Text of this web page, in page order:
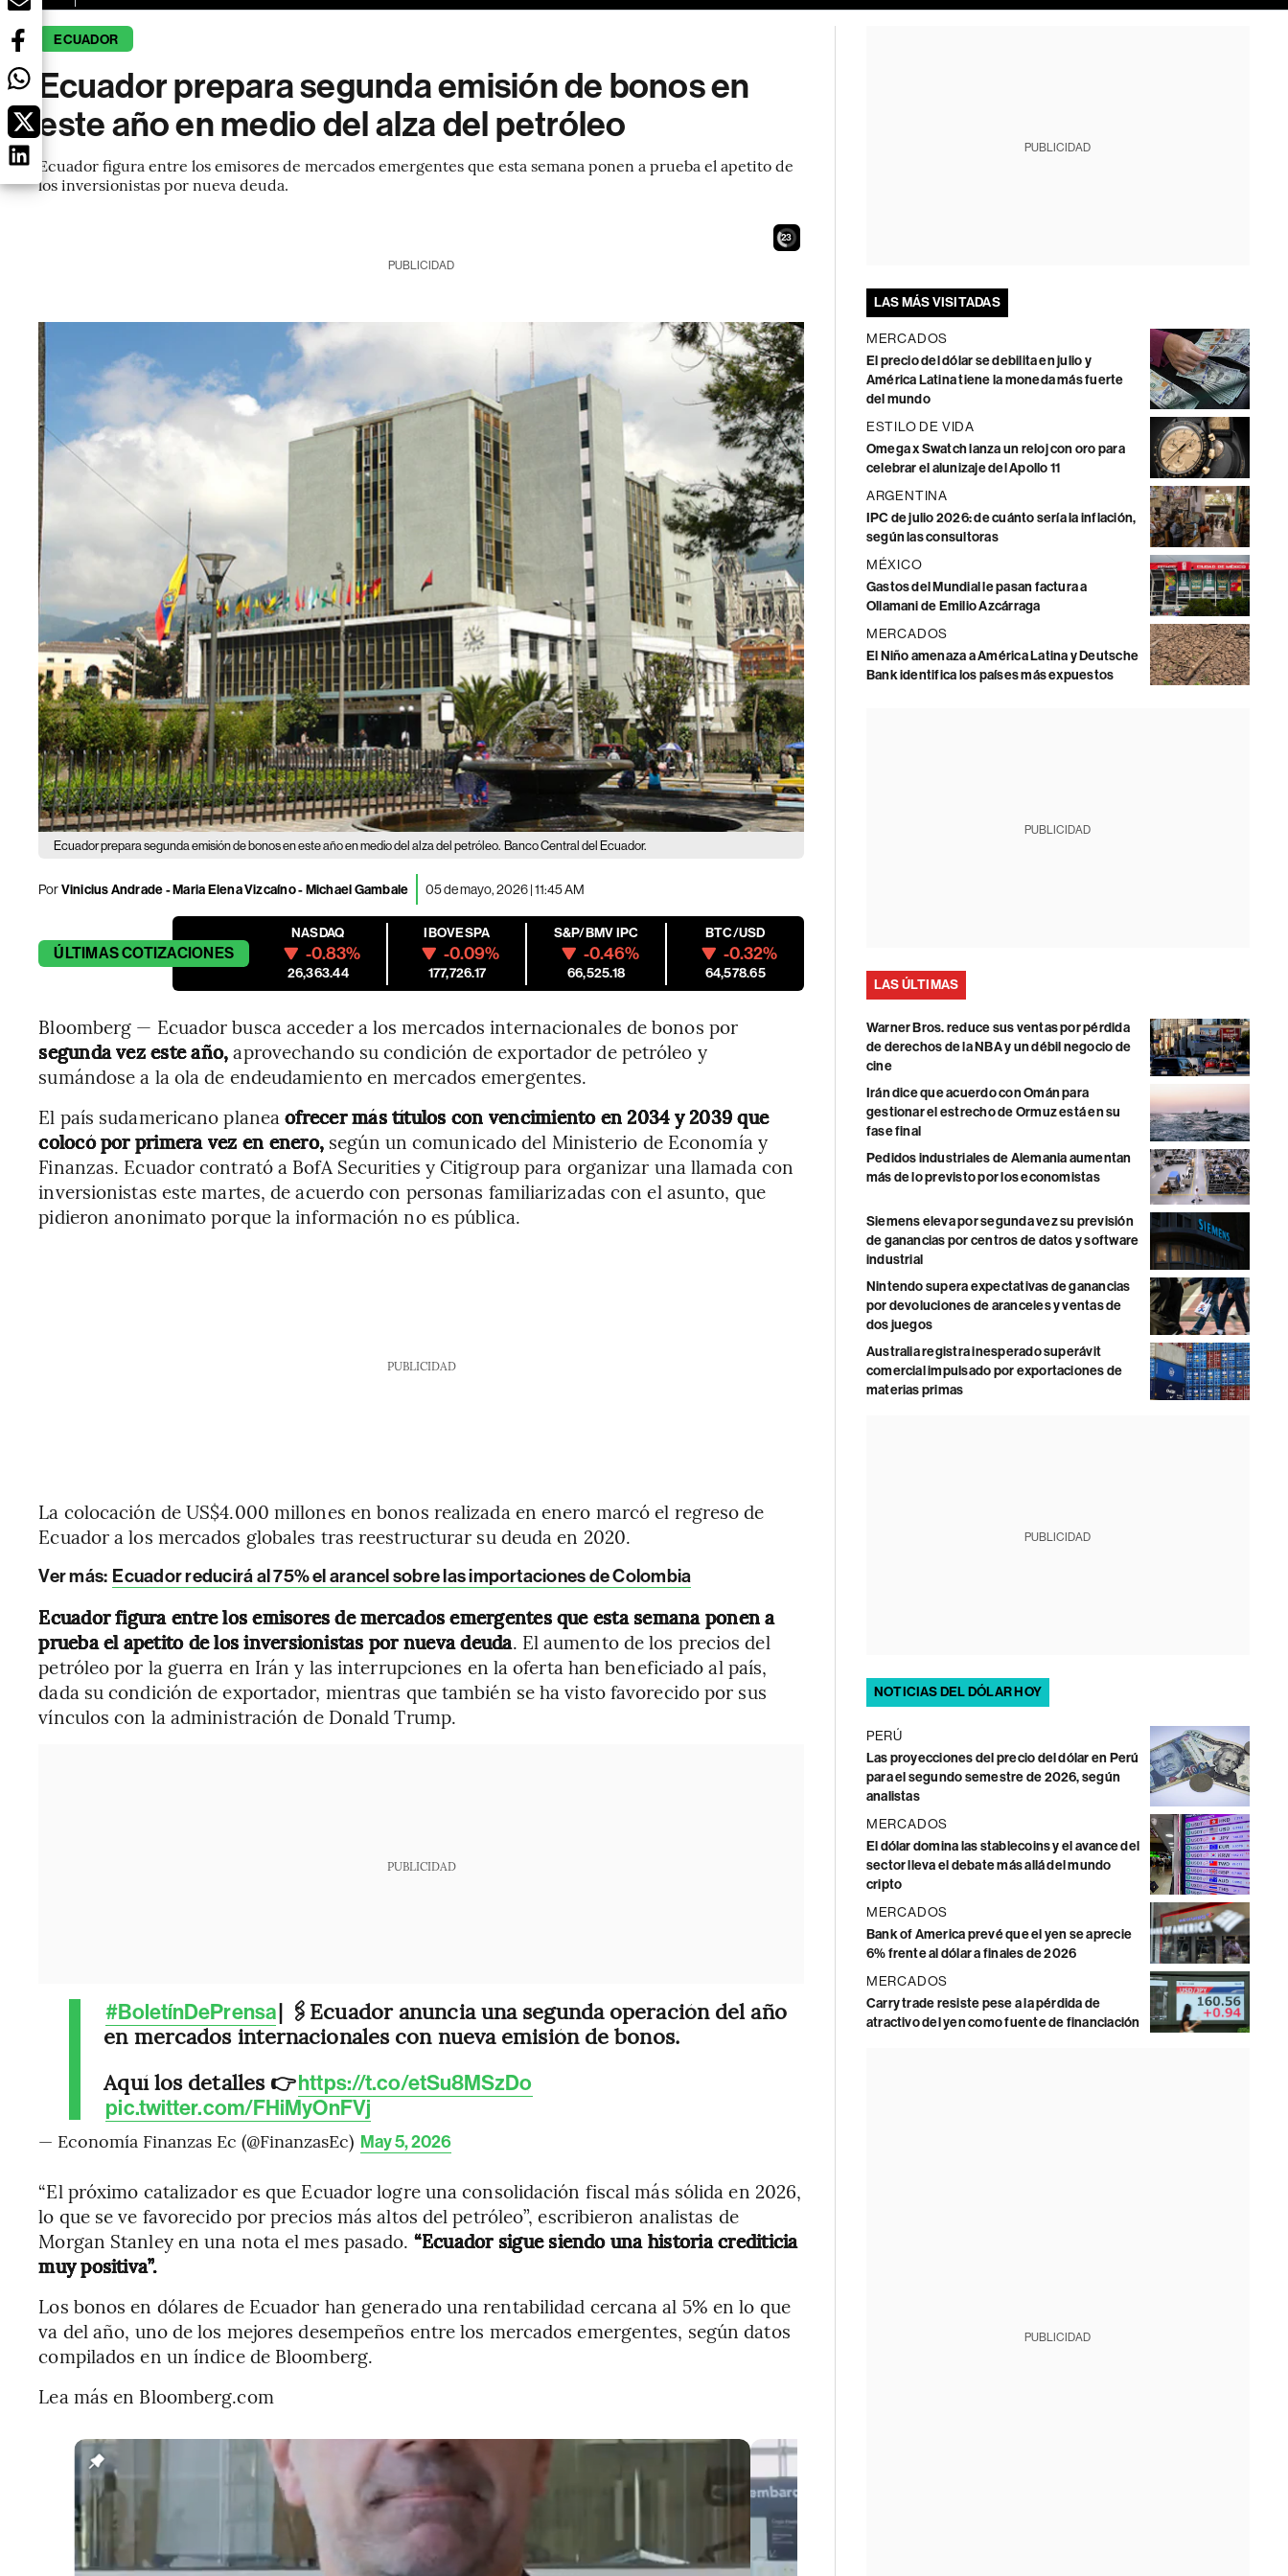
ECUADOR
Ecuador prepara segunda emisión de bonos en
este año en medio del alza del petróleo
Ecuador figura entre los emisores de mercados emergentes que esta semana ponen a prueba el apetito de
los inversionistas por nueva deuda.
21
PUBLICIDAD
Ecuador prepara segunda emisión de bonos en este año en medio del alza del petróleo. Banco Central del Ecuador.
PorVinicius Andrade - Maria Elena Vizcaíno - Michael Gambale 05 de mayo, 2026 | 11:45 AM
ÚLTIMASCOTIZACIONES
NASDAQ
-0.83%
26,363.44
IBOVESPA
-0.09%
177,726.17
S&P/BMV IPC
-0.46%
66,525.18
BTC/USD
-0.32%
64,578.65
Bloomberg — Ecuador busca acceder a los mercados internacionales de bonos por
segunda vez este año,aprovechando su condición de exportador de petróleo y
sumándose a la ola de endeudamiento en mercados emergentes.
El país sudamericano planeaofrecer más títulos con vencimiento en 2034 y 2039 que
colocó por primera vez en enero, según un comunicado del Ministerio de Economía y
Finanzas. Ecuador contrató a BofA Securities y Citigroup para organizar una llamada con
inversionistas este martes, de acuerdo con personas familiarizadas con el asunto, que
pidieron anonimato porque la información no es pública.
PUBLICIDAD
La colocación de US$4.000 millones en bonos realizada en enero marcó el regreso de
Ecuador a los mercados globales tras reestructurar su deuda en 2020.
Ver más: Ecuador reducirá al 75% el arancel sobre las importaciones de Colombia
Ecuador figura entre los emisores de mercados emergentes que esta semana ponen a
prueba el apetito de los inversionistas por nueva deuda. El aumento de los precios del
petróleo por la guerra en Irán y las interrupciones en la oferta han beneficiado al país,
dada su condición de exportador, mientras que también se ha visto favorecido por sus
vínculos con la administración de Donald Trump.
PUBLICIDAD
#BoletínDePrensa| 🖇️Ecuador anuncia una segunda operación del año
en mercados internacionales con nueva emisión de bonos.
Aquí los detalles 👉https://t.co/etSu8MSzDo
pic.twitter.com/FHiMyOnFVj
— Economía Finanzas Ec (@FinanzasEc) May 5, 2026
“El próximo catalizador es que Ecuador logre una consolidación fiscal más sólida en 2026,
lo que se ve favorecido por precios más altos del petróleo”, escribieron analistas de
Morgan Stanley en una nota el mes pasado. “Ecuador sigue siendo una historia crediticia
muy positiva”.
Los bonos en dólares de Ecuador han generado una rentabilidad cercana al 5% en lo que
va del año, uno de los mejores desempeños entre los mercados emergentes, según datos
compilados en un índice de Bloomberg.
Lea más en Bloomberg.com
PUBLICIDAD
LAS MÁS VISITADAS
MERCADOS
El precio del dólar se debilita en julio y
América Latina tiene la moneda más fuerte
del mundo
ESTILO DE VIDA
Omega x Swatch lanza un reloj con oro para
celebrar el alunizaje del Apollo 11
ARGENTINA
IPC de julio 2026: de cuánto sería la inflación,
según las consultoras
MÉXICO
Gastos del Mundial le pasan factura a
Ollamani de Emilio Azcárraga
MERCADOS
El Niño amenaza a América Latina y Deutsche
Bank identifica los países más expuestos
PUBLICIDAD
LAS ÚLTIMAS
Warner Bros. reduce sus ventas por pérdida
de derechos de la NBA y un débil negocio de
cine
Irán dice que acuerdo con Omán para
gestionar el estrecho de Ormuz está en su
fase final
Pedidos industriales de Alemania aumentan
más de lo previsto por los economistas
Siemens eleva por segunda vez su previsión
de ganancias por centros de datos y software
industrial
Nintendo supera expectativas de ganancias
por devoluciones de aranceles y ventas de
dos juegos
Australia registra inesperado superávit
comercial impulsado por exportaciones de
materias primas
PUBLICIDAD
NOTICIAS DEL DÓLAR HOY
PERÚ
Las proyecciones del precio del dólar en Perú
para el segundo semestre de 2026, según
analistas
MERCADOS
El dólar domina las stablecoins y el avance del
sector lleva el debate más allá del mundo
cripto
MERCADOS
Bank of America prevé que el yen se aprecie
6% frente al dólar a finales de 2026
MERCADOS
Carry trade resiste pese a la pérdida de
atractivo del yen como fuente de financiación
PUBLICIDAD